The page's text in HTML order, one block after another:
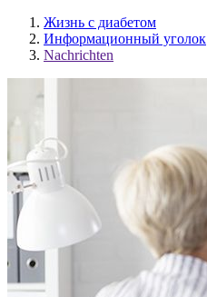
Жизнь с диабетом
Информационный уголок
Nachrichten